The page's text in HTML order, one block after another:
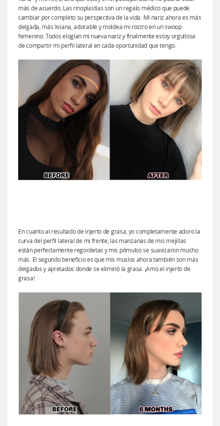
más de acuerdo; Las rinoplastias son un regalo médico que puede
cambiar por completo su perspectiva de la vida. Mi nariz ahora es más
delgada, más liviana, adorable y moldea mi rostro en un swoop
femenino. Todos elogían mi nueva nariz y finalmente estoy orgullosa
de compartir mi perfil lateral en cada oportunidad que tengo.
En cuanto al resultado de injerto de grasa, yo completamente adoro la
curva del perfil lateral de mi frente, las manzanas de mis mejillas
están perfectamente regordetas y mis pómulos se suavizaron mucho
más. El segundo beneficio es que mis muslos ahora también son más
delgados y apretados donde se eliminó la grasa. ¡Amo el injerto de
grasa!